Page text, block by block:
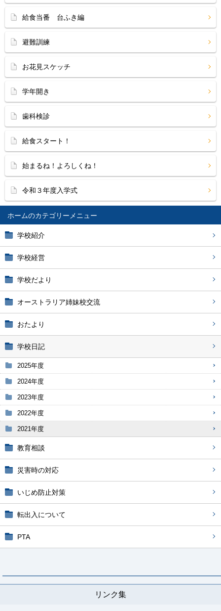
ホーム
学校紹介
学校経営
学校だより
オーストラリア姉妹校交流
おたより
学校日記
2025年度
2024年度
2023年度
2022年度
2021年度
教育相談
災害時の対応
いじめ防止対策
転出入について
PTA
リンク集
給食当番 台ふき編
避難訓練
お花見スケッチ
学年開き
歯科検診
給食スタート！
始まるね！よろしくね！
令和３年度入学式